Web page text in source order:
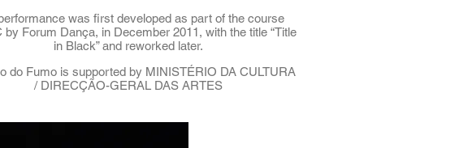
was first developed as part of the course
by Forum Dança, in December 2011, with the title “Title
in Black” and reworked later.
do Fumo is supported by MINISTÉRIO DA CULTURA
/ DIRECÇÃO-GERAL DAS ARTES